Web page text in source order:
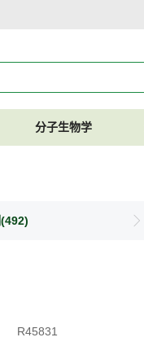
分子生物学
(492)
R45831